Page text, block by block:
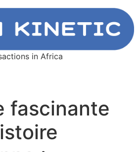
in Africa
fascinante